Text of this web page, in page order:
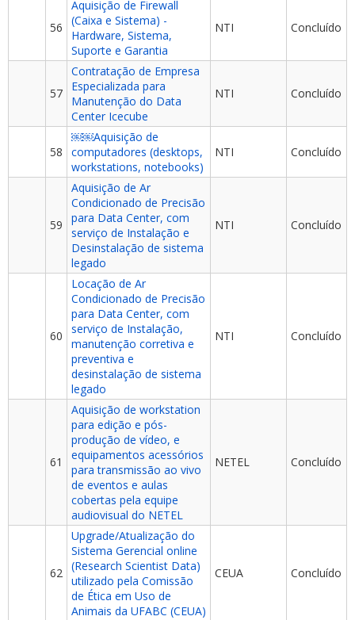
56
Aquisição de Firewall
(Caixa e Sistema) -
Hardware, Sistema,
Suporte e Garantia
NTI Concluído
57
Contratação de Empresa
Especializada para
Manutenção do Data
Center Icecube
NTI Concluído
58
￼￼Aquisição de
computadores (desktops,
workstations, notebooks)
NTI Concluído
59
Aquisição de Ar
Condicionado de Precisão
para Data Center, com
serviço de Instalação e
Desinstalação de sistema
legado
NTI Concluído
60
Locação de Ar
Condicionado de Precisão
para Data Center, com
serviço de Instalação,
manutenção corretiva e
preventiva e
desinstalação de sistema
legado
NTI Concluído
61
Aquisição de workstation
para edição e pós-
produção de vídeo, e
equipamentos acessórios
para transmissão ao vivo
de eventos e aulas
cobertas pela equipe
audiovisual do NETEL
NETEL Concluído
62
Upgrade/Atualização do
Sistema Gerencial online
(Research Scientist Data)
utilizado pela Comissão
de Ética em Uso de
Animais da UFABC (CEUA)
CEUA Concluído